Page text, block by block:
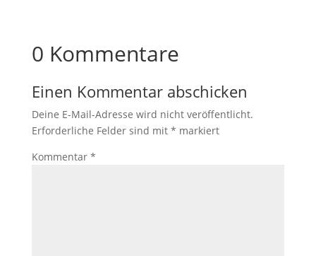
0 Kommentare
Einen Kommentar abschicken
Deine E-Mail-Adresse wird nicht veröffentlicht.
Erforderliche Felder sind mit * markiert
Kommentar *